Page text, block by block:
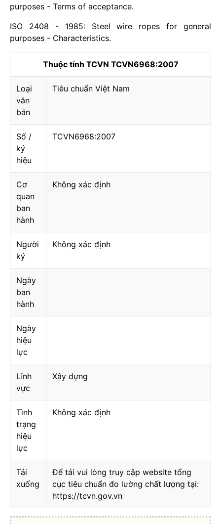
purposes - Terms of acceptance.
ISO 2408 - 1985: Steel wire ropes for general
purposes - Characteristics.
Thuộc tính TCVN TCVN6968:2007
Loại
văn
bản
Tiêu chuẩn Việt Nam
Số /
ký
hiệu
TCVN6968:2007
Cơ
quan
ban
hành
Không xác định
Người
ký
Không xác định
Ngày
ban
hành
Ngày
hiệu
lực
Lĩnh
vực
Xây dựng
Tình
trạng
hiệu
lực
Không xác định
Tải
xuống
Để tải vui lòng truy cập website tổng
cục tiêu chuẩn đo lường chất lượng tại:
https://tcvn.gov.vn